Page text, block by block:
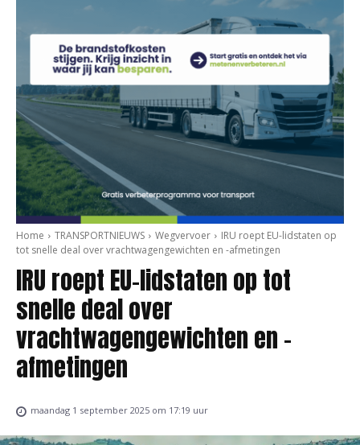
Home TRANSPORTNIEUWS Wegvervoer
IRU roept EU-lidstaten op
tot snelle deal over vrachtwagengewichten en -afmetingen
IRU roept EU-lidstaten op tot
snelle deal over
vrachtwagengewichten en -
afmetingen
maandag 1 september 2025 om 17:19 uur